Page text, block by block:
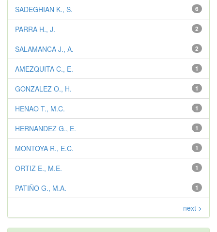
6
SADEGHIAN K., S.
2
PARRA H., J.
2
SALAMANCA J., A.
1
AMEZQUITA C., E.
1
GONZALEZ O., H.
1
HENAO T., M.C.
1
HERNANDEZ G., E.
1
MONTOYA R., E.C.
1
ORTIZ E., M.E.
1
PATIÑO G., M.A.
next >